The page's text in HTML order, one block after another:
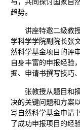
与，共同探讨国家自
趋势。
讲座特邀二级教
学科学学院副院长张
然科学基金项目的评
自身丰富的申报经验
掘、申请书撰写技巧
张教授从题目和
决的关键问题和方案
写自然科学基金申请
了成功申报项目的经